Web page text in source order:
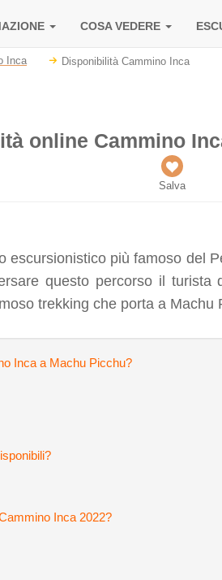
COSA VEDERE
Inca
Disponibilità Cammino Inca
online Cammino
Salva
escursionistico più famoso del
questo percorso il
trekking che porta a Machu
Inca a Machu Picchu?
Inca 2022?